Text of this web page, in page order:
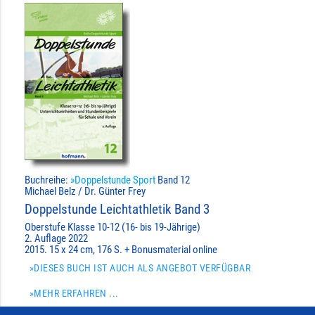
Buchreihe: »Doppelstunde SportBand 12
Michael Belz / Dr. Günter Frey
Doppelstunde Leichtathletik Band 3
Oberstufe Klasse 10-12 (16- bis 19-Jährige)
2. Auflage 2022
2015. 15 x 24 cm, 176 S. + Bonusmaterial online
»DIESES BUCH IST AUCH ALS ANGEBOT VERFÜGBAR
»MEHR ERFAHREN ...